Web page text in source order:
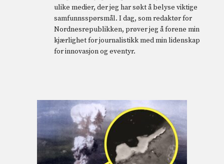
ulike medier, der jeg har søkt å belyse viktige
samfunnsspørsmål. I dag, som redaktør for
Nordnesrepublikken, prøver jeg å forene min
kjærlighet for journalistikk med min lidenskap
for innovasjon og eventyr.